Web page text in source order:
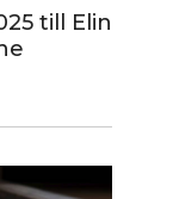
till Elin